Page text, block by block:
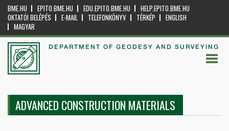
BME.HU EPITO.BME.HU EDU.EPITO.BME.HU
HELP.EPITO.BME.HU
OKTATÓI BELÉPÉS
E-MAIL TELEFONKÖNYV TÉRKÉP
ENGLISH
MAGYAR
DEPARTMENT OF GEODESY AND SURVEYING
ADVANCED CONSTRUCTION MATERIALS